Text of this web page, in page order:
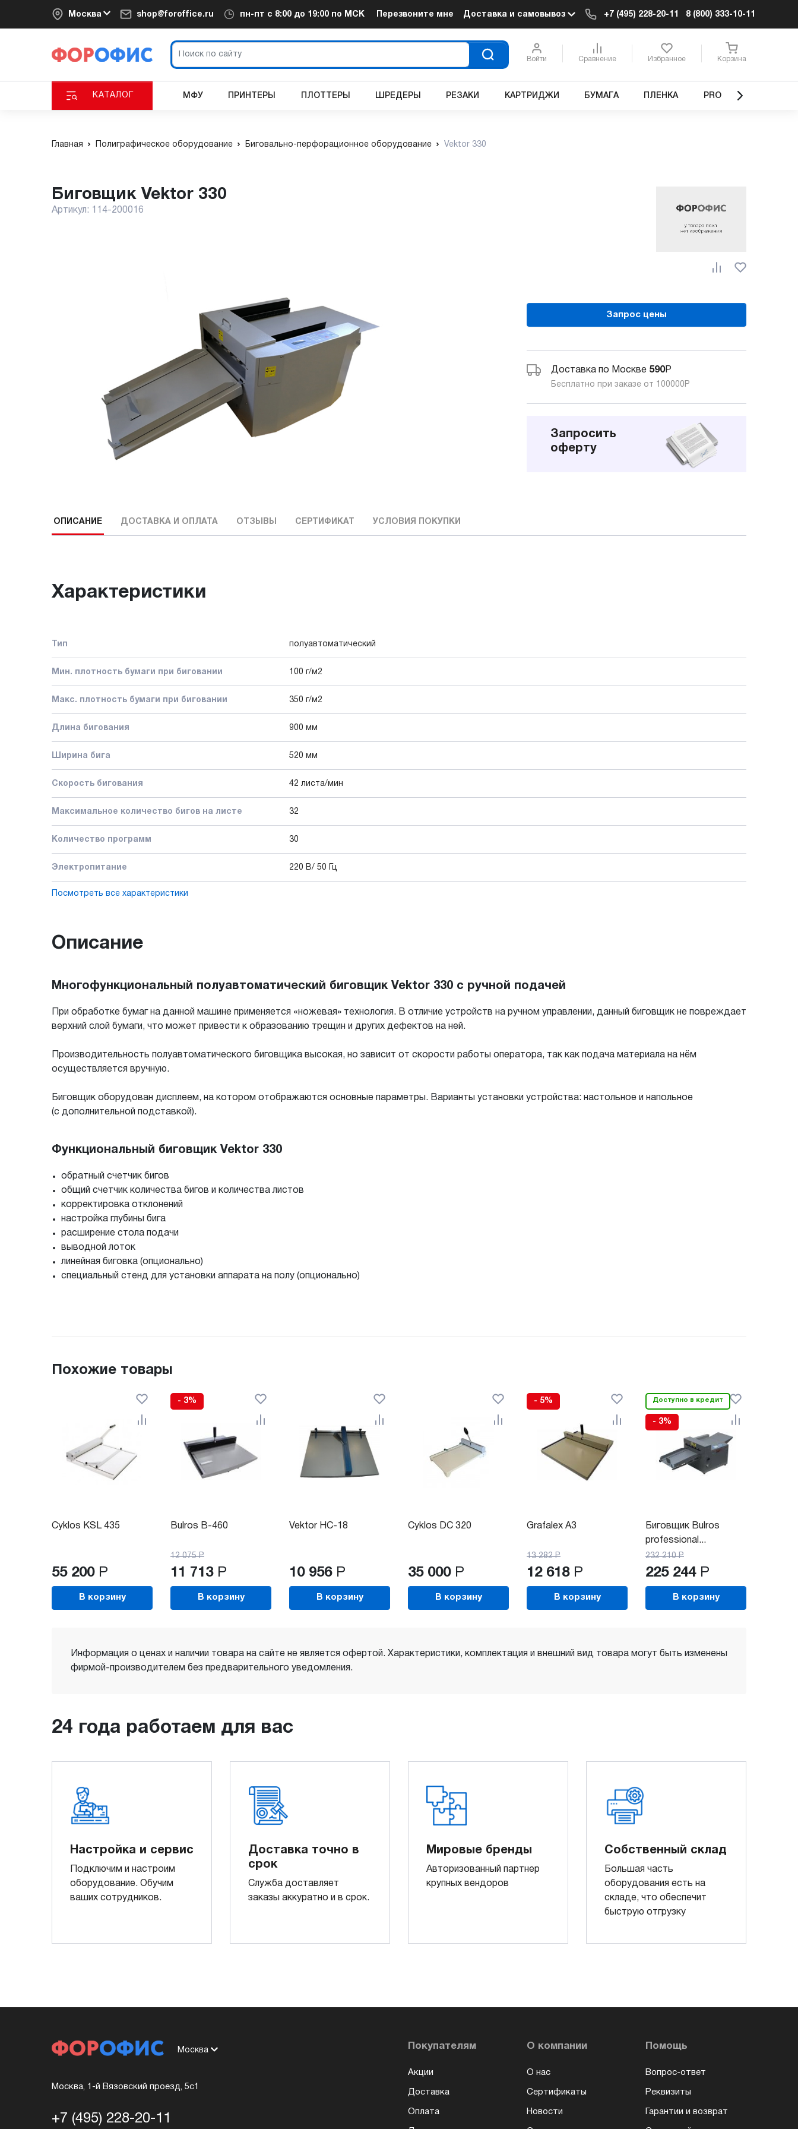
Москва shop@foroffice.ru пн-пт с 8:00 до 19:00 по МСК Перезвоните мне Доставка и самовывоз +7 (495) 228-20-11 8 (800) 333-10-11
Войти Сравнение Избранное Корзина
КАТАЛОГ МФУ ПРИНТЕРЫ ПЛОТТЕРЫ ШРЕДЕРЫ РЕЗАКИ КАРТРИДЖИ БУМАГА ПЛЕНКА PRO
Главная Полиграфическое оборудование Биговально-перфорационное оборудование Vektor 330
Биговщик Vektor 330
Артикул: 114-200016
Запрос цены
Доставка по Москве 590Р
Бесплатно при заказе от 100000 Р
Запросить
оферту
ОПИСАНИЕ ДОСТАВКА И ОПЛАТА ОТЗЫВЫ СЕРТИФИКАТ УСЛОВИЯ ПОКУПКИ
Характеристики
Тип полуавтоматический
Мин. плотность бумаги при биговании 100 г/м2
Макс. плотность бумаги при биговании 350 г/м2
Длина бигования 900 мм
Ширина бига 520 мм
Скорость бигования 42 листа/мин
Максимальное количество бигов на листе 32
Количество программ 30
Электропитание 220 В/ 50 Гц
Посмотреть все характеристики
Описание
Многофункциональный полуавтоматический биговщик Vektor 330 с ручной подачей
При обработке бумаг на данной машине применяется «ножевая» технология. В отличие устройств на ручном управлении, данный биговщик не повреждает
верхний слой бумаги, что может привести к образованию трещин и других дефектов на ней.
Производительность полуавтоматического биговщика высокая, но зависит от скорости работы оператора, так как подача материала на нём
осуществляется вручную.
Биговщик оборудован дисплеем, на котором отображаются основные параметры. Варианты установки устройства: настольное и напольное
(с дополнительной подставкой).
Функциональный биговщик Vektor 330
обратный счетчик бигов
общий счетчик количества бигов и количества листов
корректировка отклонений
настройка глубины бига
расширение стола подачи
выводной лоток
линейная биговка (опционально)
специальный стенд для установки аппарата на полу (опционально)
Похожие товары
Cyklos KSL 435
55 200 Р
В корзину
- 3%
Bulros B-460
12 075 Р
11 713 Р
В корзину
Vektor HC-18
10 956 Р
В корзину
Cyklos DC 320
35 000 Р
В корзину
- 5%
Grafalex A3
13 282 Р
12 618 Р
В корзину
Доступно в кредит
- 3%
Биговщик Bulros
professional...
232 210 Р
225 244 Р
В корзину
Информация о ценах и наличии товара на сайте не является офертой. Характеристики, комплектация и внешний вид товара могут быть изменены
фирмой-производителем без предварительного уведомления.
24 года работаем для вас
Настройка и сервис
Подключим и настроим
оборудование. Обучим
ваших сотрудников.
Доставка точно в
срок
Служба доставляет
заказы аккуратно и в срок.
Мировые бренды
Авторизованный партнер
крупных вендоров
Собственный склад
Большая часть
оборудования есть на
складе, что обеспечит
быструю отгрузку
Москва
Москва, 1-й Вязовский проезд, 5с1
+7 (495) 228-20-11
Покупателям
Акции
Доставка
Оплата
О компании
О нас
Сертификаты
Новости
Помощь
Вопрос-ответ
Реквизиты
Гарантии и возврат